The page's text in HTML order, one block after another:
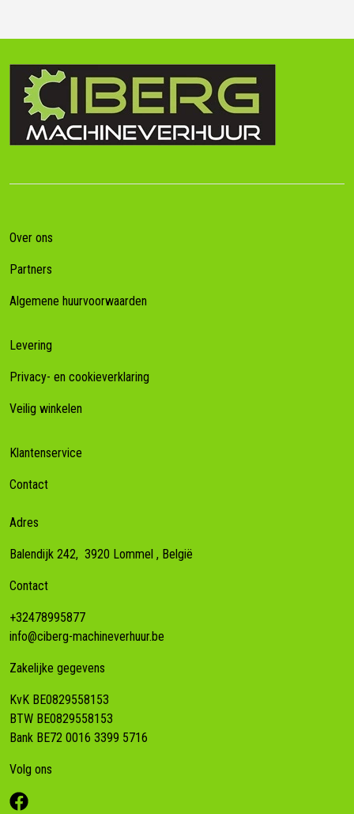
Over ons
Partners
Algemene huurvoorwaarden
Levering
Privacy- en cookieverklaring
Veilig winkelen
Klantenservice
Contact
Adres
Balendijk 242, 3920 Lommel , België
Contact
+32478995877
info@ciberg-machineverhuur.be
Zakelijke gegevens
KvK BE0829558153
BTW BE0829558153
Bank BE72 0016 3399 5716
Volg ons